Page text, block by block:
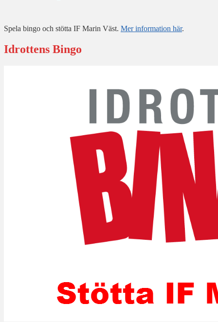
Spela bingo och stötta IF Marin Väst. Mer information här.
Idrottens Bingo